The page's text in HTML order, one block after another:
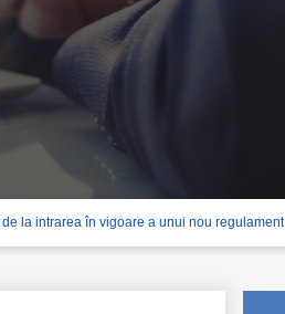
la intrarea în vigoare a unui nou regulament